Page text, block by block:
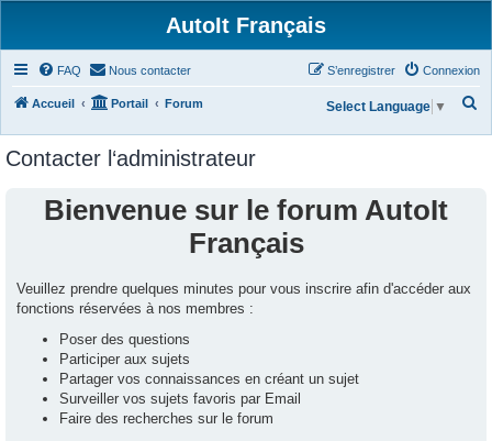
AutoIt Français
FAQ Nous contacter Connexion
S’enregistrer
Accueil Portail Forum Select Language ▼
Contacter l‘administrateur
Bienvenue sur le forum AutoIt
Français
Veuillez prendre quelques minutes pour vous inscrire afin d'accéder aux
fonctions réservées à nos membres :
Poser des questions
Participer aux sujets
Partager vos connaissances en créant un sujet
Surveiller vos sujets favoris par Email
Faire des recherches sur le forum